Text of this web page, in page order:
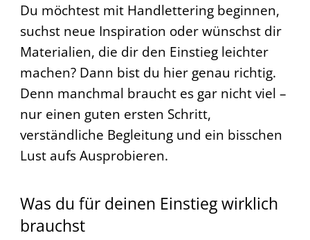
Du möchtest mit Handlettering beginnen,
suchst neue Inspiration oder wünschst dir
Materialien, die dir den Einstieg leichter
machen? Dann bist du hier genau richtig.
Denn manchmal braucht es gar nicht viel –
nur einen guten ersten Schritt,
verständliche Begleitung und ein bisschen
Lust aufs Ausprobieren.
Was du für deinen Einstieg wirklich
brauchst